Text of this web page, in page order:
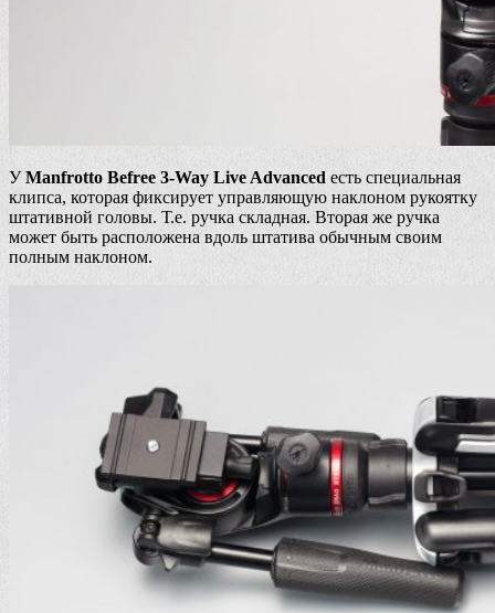
УManfrotto Befree 3-Way Live Advanced есть специальная
клипса, которая фиксирует управляющую наклоном рукоятку
штативной головы. Т.е. ручка складная. Вторая же ручка
может быть расположена вдоль штатива обычным своим
полным наклоном.